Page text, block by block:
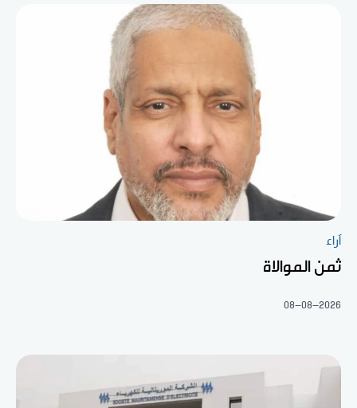
آراء
ثمن الموالاة
08-08-2026